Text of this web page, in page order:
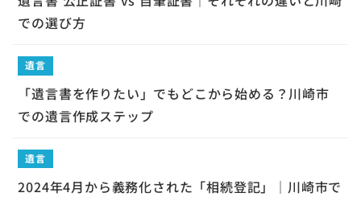
での選び方
「遺言書を作りたい」でもどこから始める？川崎市
での遺言作成ステップ
遺言
2024年4月から義務化された「相続登記」｜川崎市で
遺言